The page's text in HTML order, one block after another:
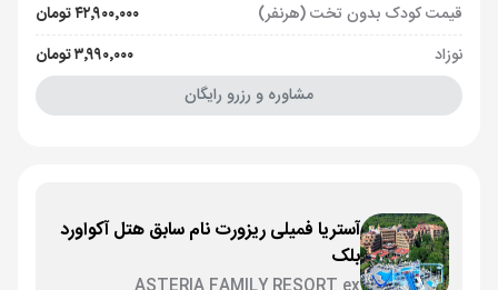
قیمت کودک بدون تخت (هرنفر)
۴۲٬۹۰۰٬۰۰۰ تومان
نوزاد
۳٬۹۹۰٬۰۰۰ تومان
مشاوره و رزرو رایگان
آستریا فمیلی ریزورت نام سابق هتل آکواورد
بلک